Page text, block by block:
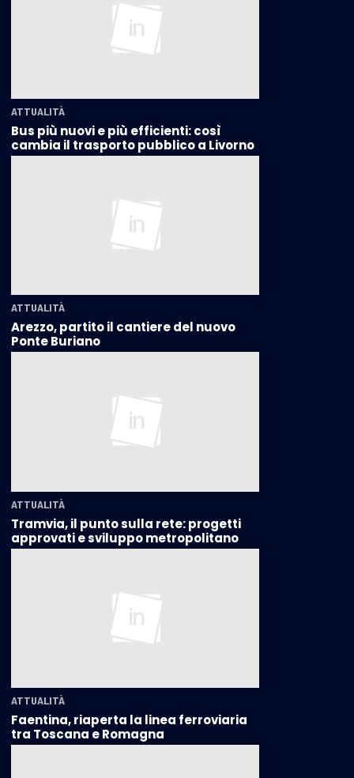
ATTUALITÀ
Bus più nuovi e più efficienti: così
cambia il trasporto pubblico a Livorno
ATTUALITÀ
Arezzo, partito il cantiere del nuovo
Ponte Buriano
ATTUALITÀ
Tramvia, il punto sulla rete: progetti
approvati e sviluppo metropolitano
ATTUALITÀ
Faentina, riaperta la linea ferroviaria
tra Toscana e Romagna